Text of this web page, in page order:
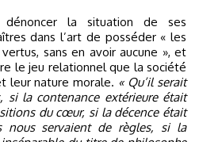
la situation de ses
dans l’art de posséder « les
sans en avoir aucune », et
le jeu relationnel que la société
leur nature morale. « Qu’il serait
si la contenance extérieure était
du cœur, si la décence était
nous servaient de règles, si la